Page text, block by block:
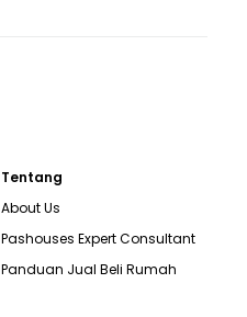
Tentang
About Us
Pashouses Expert Consultant
Panduan Jual Beli Rumah